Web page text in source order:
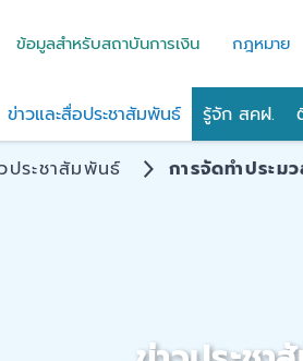
ข้อมูลสำหรับสถาบันการเงิน กฎหมาย
ข่าวและสื่อประชาสัมพันธ์ รู้จัก สคฝ.
ประชาสัมพันธ์ การจัดทำประม